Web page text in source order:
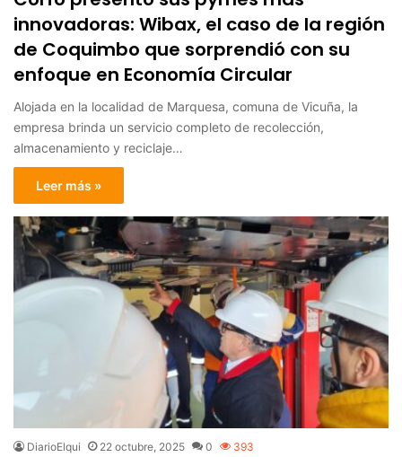
innovadoras: Wibax, el caso de la región
de Coquimbo que sorprendió con su
enfoque en Economía Circular
Alojada en la localidad de Marquesa, comuna de Vicuña, la
empresa brinda un servicio completo de recolección,
almacenamiento y reciclaje…
Leer más »
DiarioElqui 22 octubre, 2025 0 393